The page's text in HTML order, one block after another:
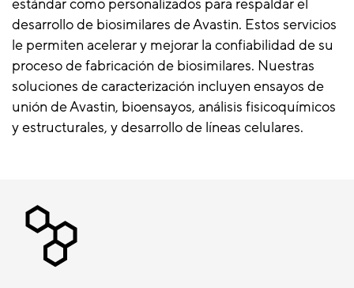
estándar como personalizados para respaldar el
desarrollo de biosimilares de Avastin. Estos servicios
le permiten acelerar y mejorar la confiabilidad de su
proceso de fabricación de biosimilares. Nuestras
soluciones de caracterización incluyen ensayos de
unión de Avastin, bioensayos, análisis fisicoquímicos
y estructurales, y desarrollo de líneas celulares.